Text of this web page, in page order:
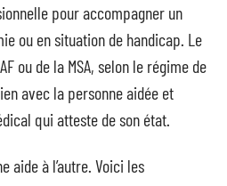
pour accompagner un
ou en situation de handicap. Le
ou de la MSA, selon le régime de
avec la personne aidée et
qui atteste de son état.
aide à l’autre. Voici les